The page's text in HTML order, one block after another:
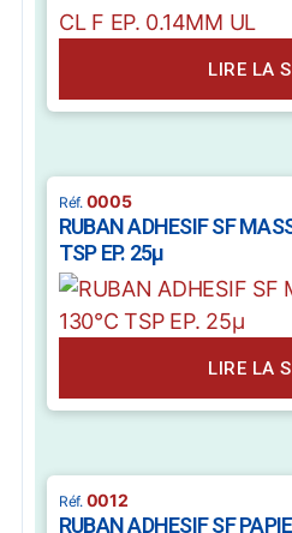
LIRE LA
RUBAN ADHESIF SF
TSP EP. 25µ
0005
LIRE LA
RUBAN ADHESIF SF
0012